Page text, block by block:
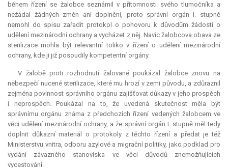
během řízení se žalobce seznámil v přítomnosti svého tlumočníka a
nežádal žádných změn ani doplnění, proto správní orgán I. stupně
nemohl do spisu zařadit protokol o pohovoru k důvodům žádosti o
udělení mezinárodní ochrany a vycházet z něj. Navíc žalobcova obava ze
sterilizace mohla býtrelevantní toliko v řízení o udělení mezinárodní
ochrany, kde ji již posoudily kompetentní orgány.
V žalobě proti rozhodnutí žalované poukázal žalobce znovu na
nebezpečí nucené sterilizace, které mu hrozí v zemi původu, a zdůraznil
zejména povinnost správního orgánu zajišťovat důkazy v jeho prospěch
i neprospěch. Poukázal na to, že uvedená skutečnost měla být
správnímu orgánu známa z předchozích řízení vedených žalobcem ve
věci udělení mezinárodní ochrany, a že správní orgán I. stupně měl tedy
doplnit důkazní materiál o protokoly z těchto řízení a předat je též
Ministerstvu vnitra, odboru azylové a migrační politiky, jako podklad pro
vydání závazného stanoviska ve věci důvodů znemožňujících
vycestování.